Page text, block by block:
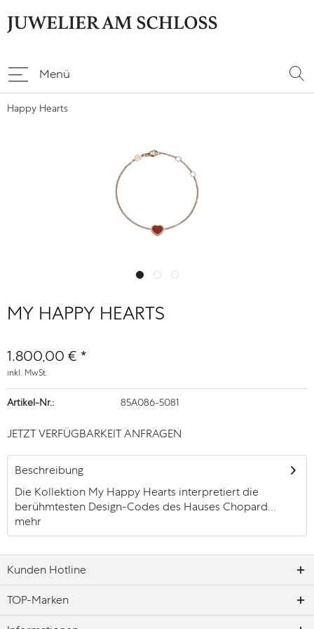
Menü
Happy Hearts
MY HAPPY HEARTS
1.800,00 € *
inkl. MwSt.
Artikel-Nr.: 85A086-5081
JETZT VERFÜGBARKEIT ANFRAGEN
Beschreibung
Die Kollektion My Happy Hearts interpretiert die
berühmtesten Design-Codes des Hauses Chopard...
mehr
Kunden Hotline
TOP-Marken